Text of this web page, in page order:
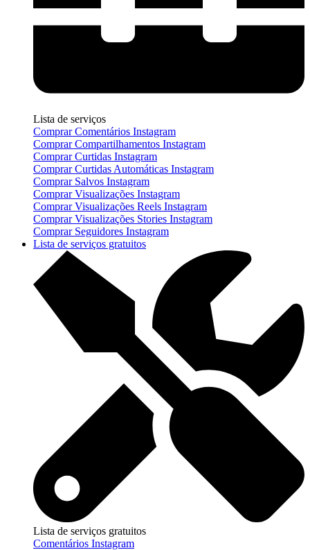
Lista de serviços
Comprar Comentários Instagram
Comprar Compartilhamentos Instagram
Comprar Curtidas Instagram
Comprar Curtidas Automáticas Instagram
Comprar Salvos Instagram
Comprar Visualizações Instagram
Comprar Visualizações Reels Instagram
Comprar Visualizações Stories Instagram
Comprar Seguidores Instagram
Lista de serviços gratuitos
Lista de serviços gratuitos
Comentários Instagram